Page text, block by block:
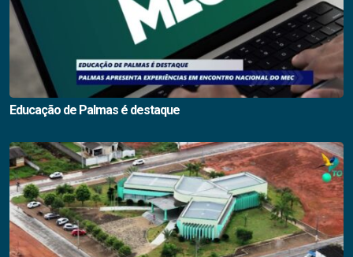
Educação de Palmas é destaque